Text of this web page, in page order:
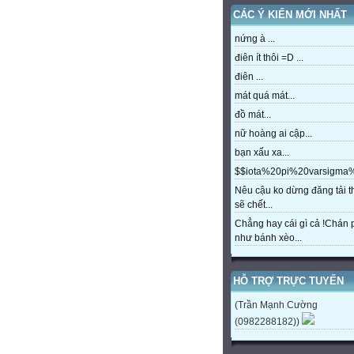
CÁC Ý KIẾN MỚI NHẤT
nứng à ...
điên ít thôi =D ...
điên ...
mát quá mát...
đồ mát...
nữ hoàng ai cập...
bạn xấu xa...
Nêu cậu ko dừng đăng tải
sẽ chết...
Chẳng hay cái gì cả !Chán
như bánh xèo...
HỖ TRỢ TRỰC TUYẾN
(Trần Mạnh Cường
(0982288182))